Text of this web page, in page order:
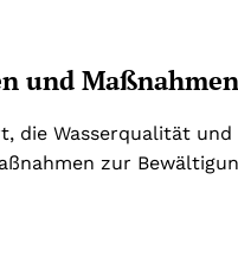
und Maßnahmen
die Wasserqualität
zur